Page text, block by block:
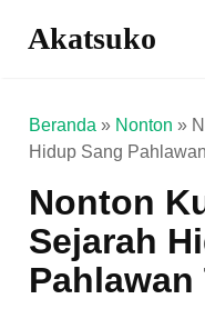
Akatsuko
Beranda » Nonton »
Hidup Sang
Nonton
Sejarah
Pahlawan